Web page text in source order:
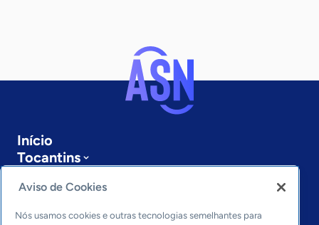
Início
Tocantins
Sobre a ASN
Últimas notícias
Aviso de Cookies
Nós usamos cookies e outras tecnologias semelhantes para